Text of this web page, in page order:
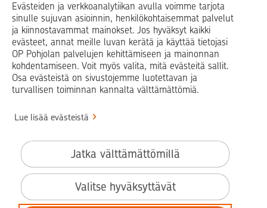
Evästeiden ja verkkoanalytiikan avulla voimme tarjota
sinulle sujuvan asioinnin, henkilökohtaisemmat palvelut
ja kiinnostavammat mainokset. Jos hyväksyt kaikki
evästeet, annat meille luvan kerätä ja käyttää tietojasi
OP Pohjolan palvelujen kehittämiseen ja mainonnan
kohdentamiseen. Voit myös valita, mitä evästeitä sallit.
Osa evästeistä on sivustojemme luotettavan ja
turvallisen toiminnan kannalta välttämättömiä.
Lue lisää evästeistä
Valitse hyväksyttävät
Jatka välttämättömillä
Op.fi OP Koti Pohjola Vahinkoapu
Facebook
X LinkedInInstagram
Käyttöehdot
Saavutettavuusseloste
Evästeiden käyttö
Tilaa uutiskirje